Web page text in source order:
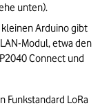
unten).
Arduino gibt
Modul, etwa den
Connect und
Funkstandard LoRa